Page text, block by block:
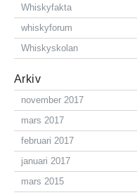
Whiskyfakta
whiskyforum
Whiskyskolan
Arkiv
november 2017
mars 2017
februari 2017
januari 2017
mars 2015